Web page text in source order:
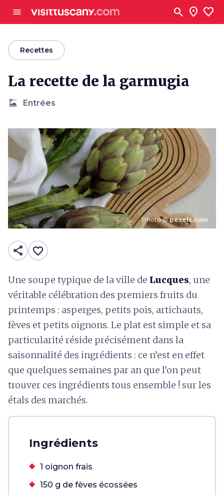
menu search location_on favorite
arrow_backRecettes
La recette de la garmugia
dinner_dining Entrées
Photo ©pexels.com
share favorite_border
Une soupe typique de la ville de Lucques, une
véritable célébration des premiers fruits du
printemps : asperges, petits pois, artichauts,
fèves et petits oignons. Le plat est simple et sa
particularité réside précisément dans la
saisonnalité des ingrédients : ce n’est en effet
que quelques semaines par an que l’on peut
trouver ces ingrédients tous ensemble ! sur les
étals des marchés.
Ingrédients
1 oignon frais
150 g de fèves écossées